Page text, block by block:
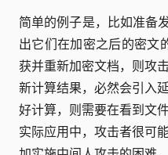
简单的例子是，比如准备
出它们在加密之后的密文
获并重新加密文档，则攻
新计算结果，必然会引入
好计算，则需要在看到文
实际应用中，攻击者很可